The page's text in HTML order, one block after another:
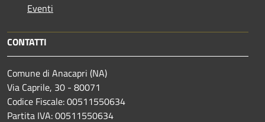
Eventi
CONTATTI
Comune di Anacapri (NA)
Via Caprile, 30 - 80071
Codice Fiscale: 00511550634
Partita IVA: 00511550634